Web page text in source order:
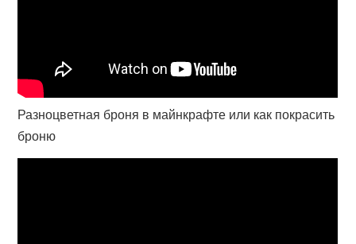
Разноцветная броня в майнкрафте или как покрасить
броню